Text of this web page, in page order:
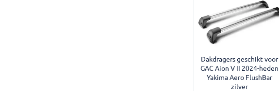
Dakdragers geschikt voor
GAC Aion V II 2024-heden
Yakima Aero FlushBar
zilver